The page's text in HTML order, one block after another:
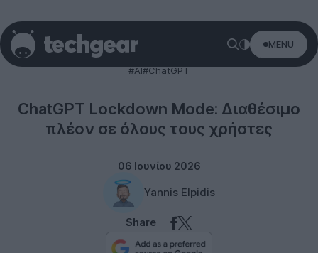
MENU
Technology
#AI#ChatGPT
ChatGPT Lockdown Mode: Διαθέσιμο
πλέον σε όλους τους χρήστες
06 Ιουνίου 2026
Yannis Elpidis
Share